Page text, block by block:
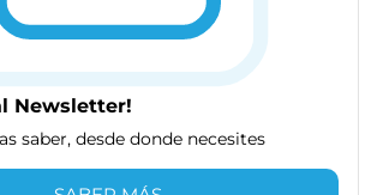
Newsletter!
saber, desde donde necesites